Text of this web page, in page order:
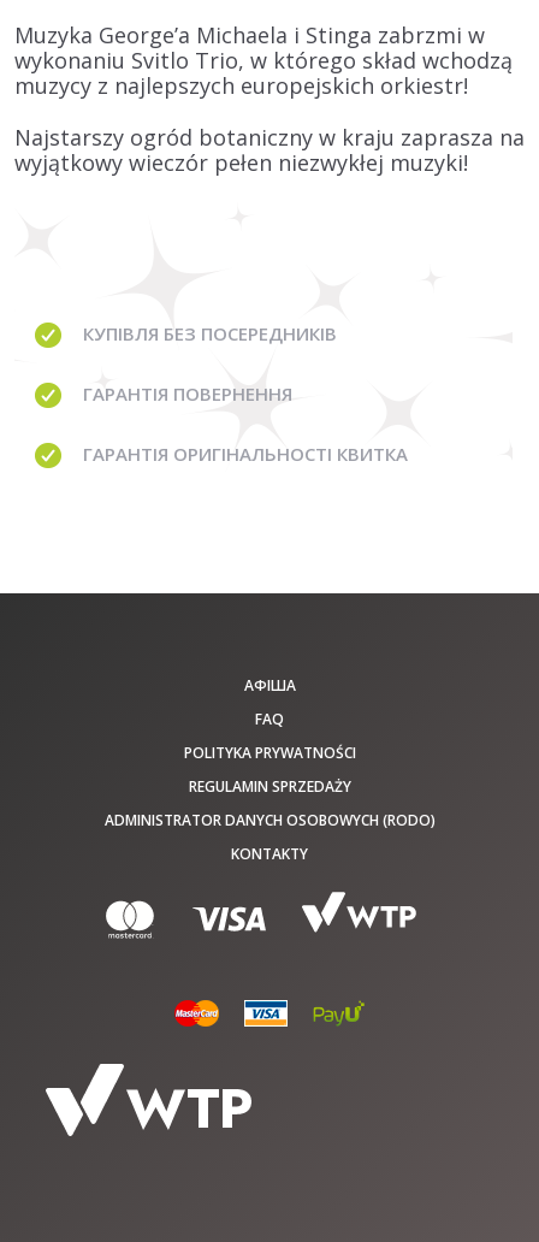
Muzyka George’a Michaela i Stinga zabrzmi w
wykonaniu Svitlo Trio, w którego skład wchodzą
muzycy z najlepszych europejskich orkiestr!
Najstarszy ogród botaniczny w kraju zaprasza na
wyjątkowy wieczór pełen niezwykłej muzyki!
КУПІВЛЯ БЕЗ ПОСЕРЕДНИКІВ
ГАРАНТІЯ ПОВЕРНЕННЯ
ГАРАНТІЯ ОРИГІНАЛЬНОСТІ КВИТКА
АФІША
FAQ
POLITYKA PRYWATNOŚCI
REGULAMIN SPRZEDAŻY
ADMINISTRATOR DANYCH OSOBOWYCH (RODO)
KONTAKTY